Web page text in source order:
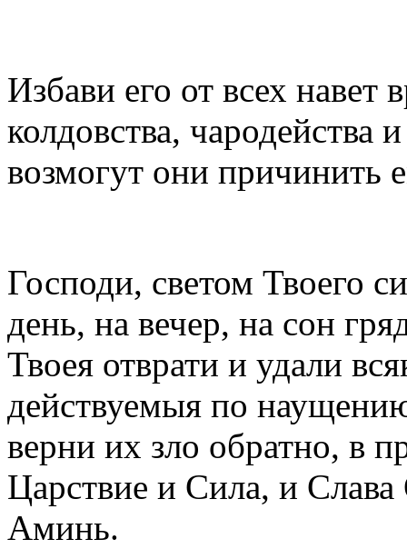
Избави его от всех навет
колдовства, чародейства
возмогут они причинить
Господи, светом Твоего
день, на вечер, на сон
Твоея отврати и удали
действуемыя по
верни их зло обратно, в
Царствие и Сила, и
Аминь.